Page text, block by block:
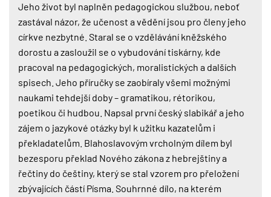
Jeho život byl naplněn pedagogickou službou, neboť
zastával názor, že učenost a vědění jsou pro členy jeho
církve nezbytné. Staral se o vzdělávání kněžského
dorostu a zasloužil se o vybudování tiskárny, kde
pracoval na pedagogických, moralistických a dalších
spisech. Jeho příručky se zaobíraly všemi možnými
naukami tehdejší doby – gramatikou, rétorikou,
poetikou či hudbou. Napsal první český slabikář a jeho
zájem o jazykové otázky byl k užitku kazatelům i
překladatelům. Blahoslavovým vrcholným dílem byl
bezesporu překlad Nového zákona z hebrejštiny a
řečtiny do češtiny, který se stal vzorem pro přeložení
zbývajících částí Písma. Souhrnné dílo, na kterém